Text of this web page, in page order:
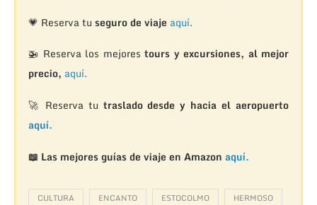
💗 Reserva tu seguro de viaje aquí.
🚁 Reserva los mejorestours y excursiones, al mejor
precio, aquí.
🚀 Reserva tu traslado desde y hacia el aeropuerto
aquí.
📖 Las mejores guías de viaje en Amazon aquí.
CULTURA ENCANTO ESTOCOLMO
HERMOSO